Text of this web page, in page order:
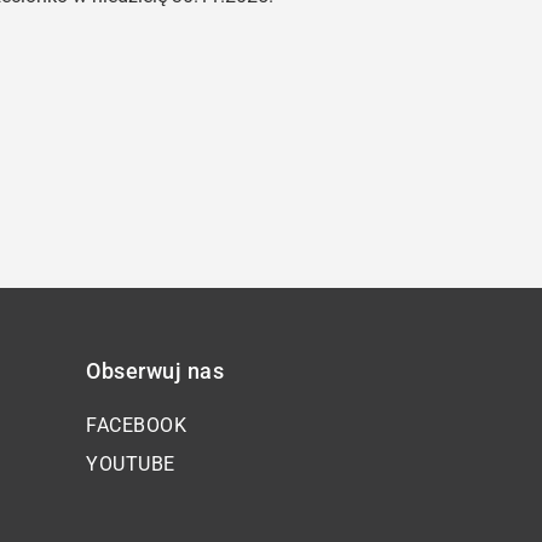
oraz
Obserwuj nas
FACEBOOK
YOUTUBE